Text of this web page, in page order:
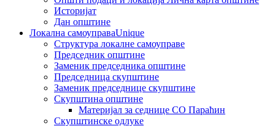
Историјат
Дан општине
Локална самоуправаUnique
Структура локалне самоуправе
Председник општине
Заменик председника општине
Председница скупштине
Заменик председнице скупштине
Скупштина општине
Материјал за седнице СО Параћин
Скупштинске одлуке